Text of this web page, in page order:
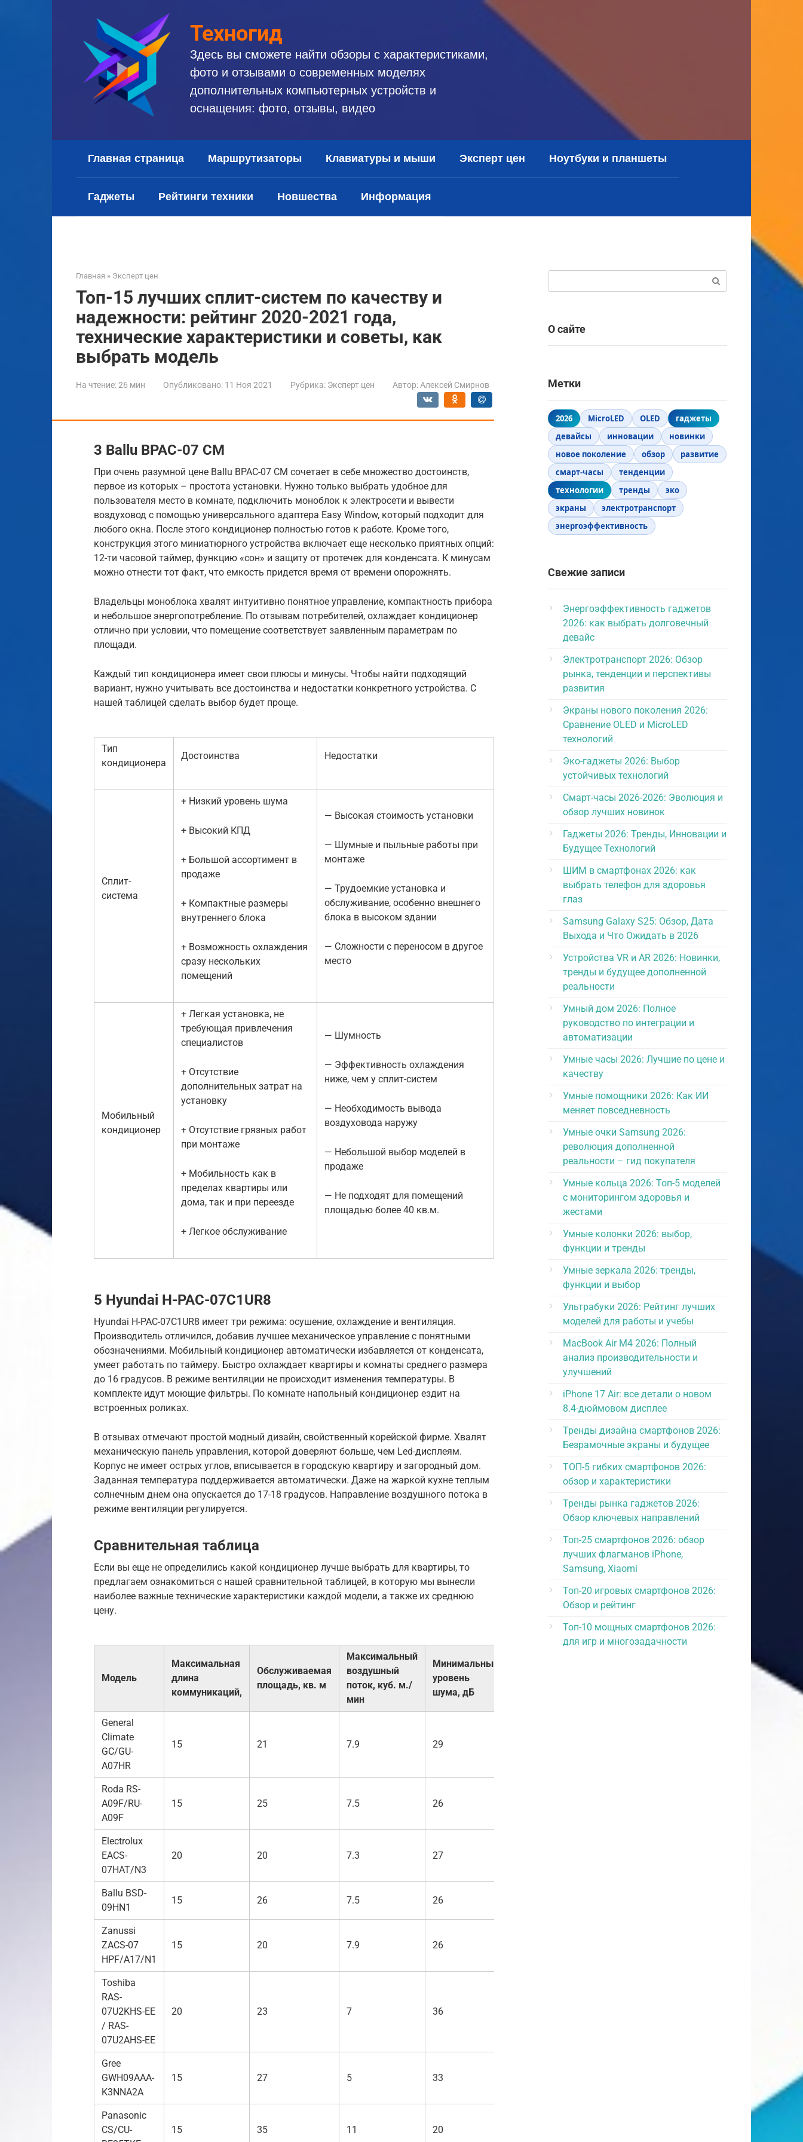
Техногид
Здесь вы сможете найти обзоры с характеристиками,
фото и отзывами о современных моделях
дополнительных компьютерных устройств и
оснащения: фото, отзывы, видео
Главная страница Маршрутизаторы Клавиатуры и мыши Эксперт цен Ноутбуки и планшеты
Гаджеты Рейтинги техники Новшества Информация
Главная » Эксперт цен
Топ-15 лучших сплит-систем по качеству и
надежности: рейтинг 2020-2021 года,
технические характеристики и советы, как
выбрать модель
На чтение:26 мин Опубликовано: 11 Ноя 2021 Рубрика: Эксперт цен Автор: Алексей Смирнов
3 Ballu BPAC-07 CM
При очень разумной цене Ballu BPAC-07 CM сочетает в себе множество достоинств,
первое из которых – простота установки. Нужно только выбрать удобное для
пользователя место в комнате, подключить моноблок к электросети и вывести
воздуховод с помощью универсального адаптера Easy Window, который подходит для
любого окна. После этого кондиционер полностью готов к работе. Кроме того,
конструкция этого миниатюрного устройства включает еще несколько приятных опций:
12-ти часовой таймер, функцию «сон» и защиту от протечек для конденсата. К минусам
можно отнести тот факт, что емкость придется время от времени опорожнять.
Владельцы моноблока хвалят интуитивно понятное управление, компактность прибора
и небольшое энергопотребление. По отзывам потребителей, охлаждает кондиционер
отлично при условии, что помещение соответствует заявленным параметрам по
площади.
Каждый тип кондиционера имеет свои плюсы и минусы. Чтобы найти подходящий
вариант, нужно учитывать все достоинства и недостатки конкретного устройства. С
нашей таблицей сделать выбор будет проще.
Тип
кондиционера
Достоинства Недостатки
Сплит-
система
+ Низкий уровень шума
+ Высокий КПД
+ Большой ассортимент в
продаже
+ Компактные размеры
внутреннего блока
+ Возможность охлаждения
сразу нескольких
помещений
— Высокая стоимость установки
— Шумные и пыльные работы при
монтаже
— Трудоемкие установка и
обслуживание, особенно внешнего
блока в высоком здании
— Сложности с переносом в другое
место
Мобильный
кондиционер
+ Легкая установка, не
требующая привлечения
специалистов
+ Отсутствие
дополнительных затрат на
установку
+ Отсутствие грязных работ
при монтаже
+ Мобильность как в
пределах квартиры или
дома, так и при переезде
+ Легкое обслуживание
— Шумность
— Эффективность охлаждения
ниже, чем у сплит-систем
— Необходимость вывода
воздуховода наружу
— Небольшой выбор моделей в
продаже
— Не подходят для помещений
площадью более 40 кв.м.
5 Hyundai H-PAC-07C1UR8
Hyundai H-PAC-07C1UR8 имеет три режима: осушение, охлаждение и вентиляция.
Производитель отличился, добавив лучшее механическое управление с понятными
обозначениями. Мобильный кондиционер автоматически избавляется от конденсата,
умеет работать по таймеру. Быстро охлаждает квартиры и комнаты среднего размера
до 16 градусов. В режиме вентиляции не происходит изменения температуры. В
комплекте идут моющие фильтры. По комнате напольный кондиционер ездит на
встроенных роликах.
В отзывах отмечают простой модный дизайн, свойственный корейской фирме. Хвалят
механическую панель управления, которой доверяют больше, чем Led-дисплеям.
Корпус не имеет острых углов, вписывается в городскую квартиру и загородный дом.
Заданная температура поддерживается автоматически. Даже на жаркой кухне теплым
солнечным днем она опускается до 17-18 градусов. Направление воздушного потока в
режиме вентиляции регулируется.
Сравнительная таблица
Если вы еще не определились какой кондиционер лучше выбрать для квартиры, то
предлагаем ознакомиться с нашей сравнительной таблицей, в которую мы вынесли
наиболее важные технические характеристики каждой модели, а также их среднюю
цену.
Модель
Максимальная
длина
коммуникаций,
Обслуживаемая
площадь, кв. м
Максимальный
воздушный
поток, куб. м./
мин
Минимальный
уровень
шума, дБ
General
Climate
GC/GU-
A07HR
15 21 7.9 29
Roda RS-
A09F/RU-
A09F
15 25 7.5 26
Electrolux
EACS-
07HAT/N3
20 20 7.3 27
Ballu BSD-
09HN1
15 26 7.5 26
Zanussi
ZACS-07
HPF/A17/N1
15 20 7.9 26
Toshiba
RAS-
07U2KHS-EE
/ RAS-
07U2AHS-EE
20 23 7 36
Gree
GWH09AAA-
K3NNA2A
15 27 5 33
Panasonic
CS/CU-
15 35 11 20
О сайте
Метки
2026 MicroLED OLED
гаджеты
девайсы
инновации
новинки
новое поколение
обзор
развитие
смарт-часы
тенденции
технологии
тренды
эко
экраны
электротранспорт
энергоэффективность
Свежие записи
Энергоэффективность гаджетов
2026: как выбрать долговечный
девайс
Электротранспорт 2026: Обзор
рынка, тенденции и перспективы
развития
Экраны нового поколения 2026:
Сравнение OLED и MicroLED
технологий
Эко-гаджеты 2026: Выбор
устойчивых технологий
Смарт-часы 2026-2026: Эволюция и
обзор лучших новинок
Гаджеты 2026: Тренды, Инновации и
Будущее Технологий
ШИМ в смартфонах 2026: как
выбрать телефон для здоровья
глаз
Samsung Galaxy S25: Обзор, Дата
Выхода и Что Ожидать в 2026
Устройства VR и AR 2026: Новинки,
тренды и будущее дополненной
реальности
Умный дом 2026: Полное
руководство по интеграции и
автоматизации
Умные часы 2026: Лучшие по цене и
качеству
Умные помощники 2026: Как ИИ
меняет повседневность
Умные очки Samsung 2026:
революция дополненной
реальности – гид покупателя
Умные кольца 2026: Топ-5 моделей
с мониторингом здоровья и
жестами
Умные колонки 2026: выбор,
функции и тренды
Умные зеркала 2026: тренды,
функции и выбор
Ультрабуки 2026: Рейтинг лучших
моделей для работы и учебы
MacBook Air M4 2026: Полный
анализ производительности и
улучшений
iPhone 17 Air: все детали о новом
8.4-дюймовом дисплее
Тренды дизайна смартфонов 2026:
Безрамочные экраны и будущее
ТОП-5 гибких смартфонов 2026:
обзор и характеристики
Тренды рынка гаджетов 2026:
Обзор ключевых направлений
Топ-25 смартфонов 2026: обзор
лучших флагманов iPhone,
Samsung, Xiaomi
Топ-20 игровых смартфонов 2026:
Обзор и рейтинг
Топ-10 мощных смартфонов 2026:
для игр и многозадачности